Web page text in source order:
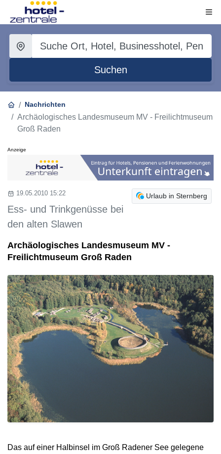
Suchen
Nachrichten
Archäologisches Landesmuseum MV - Freilichtmuseum
Groß Raden
Anzeige
Urlaub in Sternberg
19.05.2010 15:22
Ess- und Trinkgenüsse bei
den alten Slawen
Archäologisches Landesmuseum MV -
Freilichtmuseum Groß Raden
Das auf einer Halbinsel im Groß Radener See gelegene